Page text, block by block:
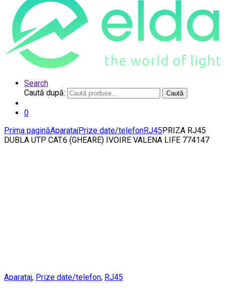
Search
Caută după:
Caută
0
Prima paginăAparatajPrize date/telefonRJ45PRIZA RJ45
DUBLA UTP CAT.6 (GHEARE) IVOIRE VALENA LIFE 774147
Aparataj, Prize date/telefon, RJ45